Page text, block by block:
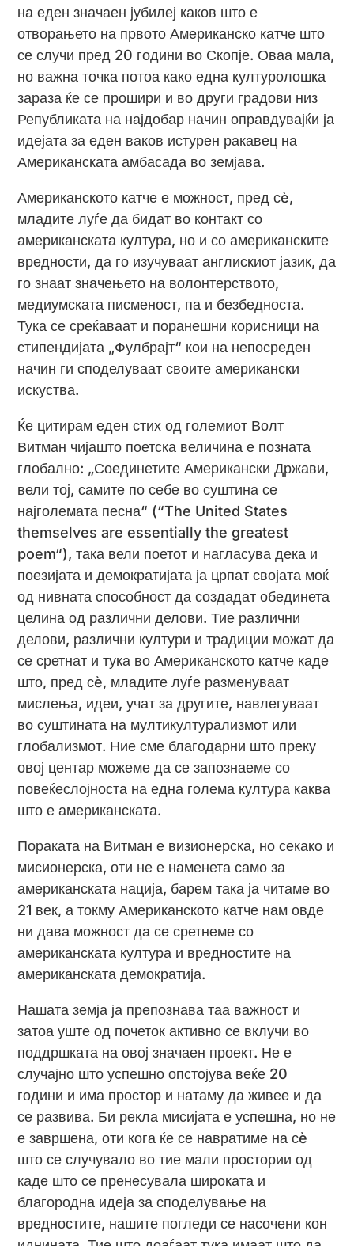
на еден значаен јубилеј каков што е
отворањето на првото Американско катче што
се случи пред 20 години во Скопје. Оваа мала,
но важна точка потоа како една културолошка
зараза ќе се прошири и во други градови низ
Републиката на најдобар начин оправдувајќи ја
идејата за еден ваков истурен ракавец на
Американската амбасада во земјава.
Американското катче е можност, пред сè,
младите луѓе да бидат во контакт со
американската култура, но и со американските
вредности, да го изучуваат англискиот јазик, да
го знаат значењето на волонтерството,
медиумската писменост, па и безбедноста.
Тука се среќаваат и поранешни корисници на
стипендијата „Фулбрајт“ кои на непосреден
начин ги споделуваат своите американски
искуства.
Ќе цитирам еден стих од големиот Волт
Витман чијашто поетска величина е позната
глобално: „Соединетите Американски Држави,
вели тој, самите по себе во суштина се
најголемата песна“ (“The United States
themselves are essentially the greatest
poem“), така вели поетот и нагласува дека и
поезијата и демократијата ја црпат својата моќ
од нивната способност да создадат обединета
целина од различни делови. Тие различни
делови, различни култури и традиции можат да
се сретнат и тука во Американското катче каде
што, пред сè, младите луѓе разменуваат
мислења, идеи, учат за другите, навлегуваат
во суштината на мултикултурализмот или
глобализмот. Ние сме благодарни што преку
овој центар можеме да се запознаеме со
повеќеслојноста на една голема култура каква
што е американската.
Пораката на Витман е визионерска, но секако и
мисионерска, оти не е наменета само за
американската нација, барем така ја читаме во
21 век, а токму Американското катче нам овде
ни дава можност да се сретнеме со
американската култура и вредностите на
американската демократија.
Нашата земја ја препознава таа важност и
затоа уште од почеток активно се вклучи во
поддршката на овој значаен проект. Не е
случајно што успешно опстојува веќе 20
години и има простор и натаму да живее и да
се развива. Би рекла мисијата е успешна, но не
е завршена, оти кога ќе се навратиме на сè
што се случувало во тие мали простории од
каде што се пренесувала широката и
благородна идеја за споделување на
вредностите, нашите погледи се насочени кон